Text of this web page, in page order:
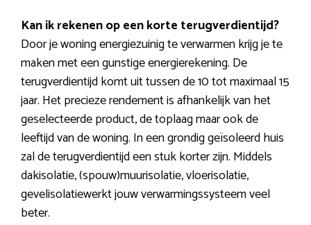
Kan ik rekenen op een korte terugverdientijd?
Door je woning energiezuinig te verwarmen krijg je te
maken met een gunstige energierekening. De
terugverdientijd komt uit tussen de 10 tot maximaal 15
jaar. Het precieze rendement is afhankelijk van het
geselecteerde product, de toplaag maar ook de
leeftijd van de woning. In een grondig geïsoleerd huis
zal de terugverdientijd een stuk korter zijn. Middels
dakisolatie, (spouw)muurisolatie, vloerisolatie,
gevelisolatiewerkt jouw verwarmingssysteem veel
beter.